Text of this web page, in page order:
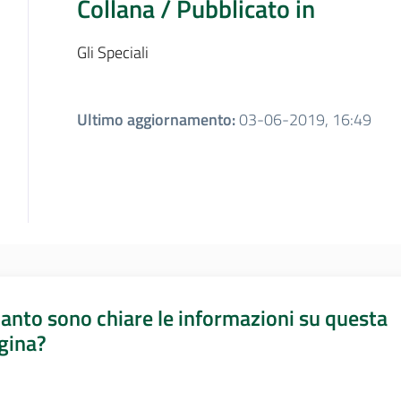
Collana / Pubblicato in
Gli Speciali
Ultimo aggiornamento:03-06-2019, 16:49
sono chiare le informazioni su questa